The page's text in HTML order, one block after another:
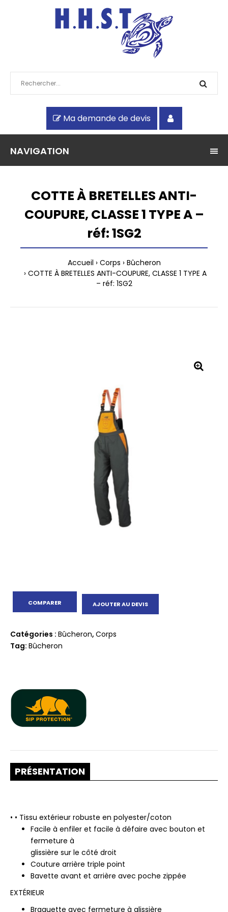
Ma demande de devis
NAVIGATION
COTTE À BRETELLES ANTI-
COUPURE, CLASSE 1 TYPE A –
réf: 1SG2
Accueil Corps
Bûcheron
COTTE À BRETELLES ANTI-COUPURE, CLASSE 1 TYPE A
– réf: 1SG2
COMPARER AJOUTER AU DEVIS
Catégories : Bûcheron, Corps
Tag: Bûcheron
PRÉSENTATION
• • Tissu extérieur robuste en polyester/coton
Facile à enfiler et facile à défaire avec bouton et
fermeture à
glissière sur le côté droit
Couture arrière triple point
Bavette avant et arrière avec poche zippée
EXTÉRIEUR
Braguette avec fermeture à glissière